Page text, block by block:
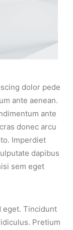
dolor pede
ante aenean.
ante
donec arcu
Imperdiet
dapibus
sem eget
eget. Tincidunt
Pretium